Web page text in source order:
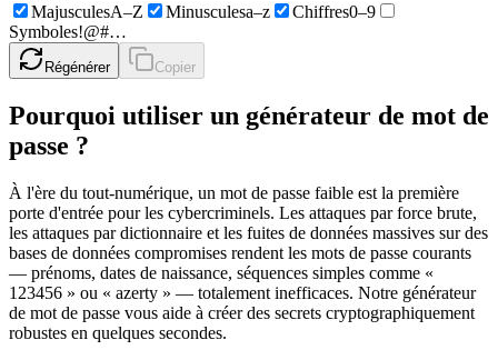
MajusculesA–Z Minusculesa–z Chiffres0–9
Symboles!@#…
Régénérer Copier
Pourquoi utiliser un générateur de mot de
passe ?
À l'ère du tout-numérique, un mot de passe faible est la première
porte d'entrée pour les cybercriminels. Les attaques par force brute,
les attaques par dictionnaire et les fuites de données massives sur des
bases de données compromises rendent les mots de passe courants
— prénoms, dates de naissance, séquences simples comme «
123456 » ou « azerty » — totalement inefficaces. Notre générateur
de mot de passe vous aide à créer des secrets cryptographiquement
robustes en quelques secondes.